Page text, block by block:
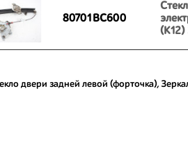
80701BC600
двери задней левой (форточка),